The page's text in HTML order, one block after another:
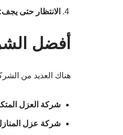
الانتظار حتى يجف:
أفضل
هناك العديد من
شركة العزل
شركة عزل